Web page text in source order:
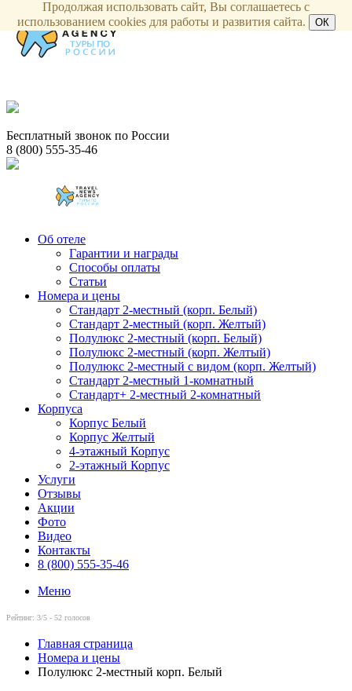
Бесплатный звонок по России
8 (800) 555-35-46
Об отеле
Гарантии и награды
Способы оплаты
Статьи
Номера и цены
Стандарт 2-местный (корп. Белый)
Стандарт 2-местный (корп. Желтый)
Полулюкс 2-местный (корп. Белый)
Полулюкс 2-местный (корп. Желтый)
Полулюкс 2-местный с видом (корп. Желтый)
Стандарт 2-местный 1-комнатный
Стандарт+ 2-местный 2-комнатный
Корпуса
Корпус Белый
Корпус Желтый
4-этажный Корпус
2-этажный Корпус
Услуги
Отзывы
Акции
Фото
Видео
Контакты
8 (800) 555-35-46
Меню
Рейтинг: 3/5 - 52 голосов
Главная страница
Номера и цены
Полулюкс 2-местный корп. Белый
Продолжая использовать сайт, Вы соглашаетесь с
использованием cookies для работы и развития сайта.
ОК